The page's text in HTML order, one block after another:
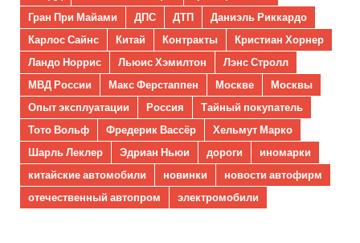
Гран При Майами
ДПС ДТП
Даниэль Риккардо
Карлос Сайнс
Китай Контракты
Кристиан Хорнер
Ландо Норрис
Льюис Хэмилтон
Лэнс Стролл
МВД России
Макс Ферстаппен Москве
Москвы
Опыт эксплуатации
Россия
Тайный покупатель
Тото Вольф
Фредерик Вассёр
Хельмут Марко
Шарль Леклер
Эдриан Ньюи дороги
иномарки
китайские автомобили
новинки
новости автофирм
отечественный автопром
электромобили